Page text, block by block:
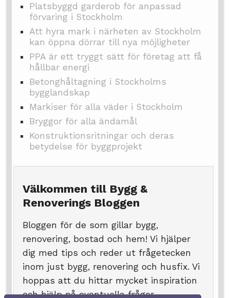
Platsbyggd garderob för anpassad
förvaring i Stockholm
Att hyra mark i närheten av Stockholm
kan öppna dörrar till nya möjligheter
PPA är ett tryggt sätt för företag att få
hållbar energi
Betonghåltagning i Stockholms
bygglandskap
Markiser för alla väder i Stockholm
Bryggor för alla ändamål
Konstruktionsritningar och deras
betydelse för byggprojekt
Välkommen till Bygg &
Renoverings Bloggen
Bloggen för de som gillar bygg,
renovering, bostad och hem! Vi hjälper
dig med tips och reder ut frågetecken
inom just bygg, renovering och husfix. Vi
hoppas att du hittar mycket inspiration
och hjälp på eventuella frågor.